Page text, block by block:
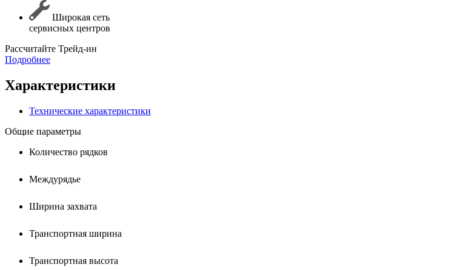
Широкая сеть
сервисных центров
Раcсчитайте Трейд-ин
Подробнее
Характеристики
Технические характеристики
Общие параметры
Количество рядков
Междурядье
Ширина захвата
Транспортная ширина
Транспортная высота